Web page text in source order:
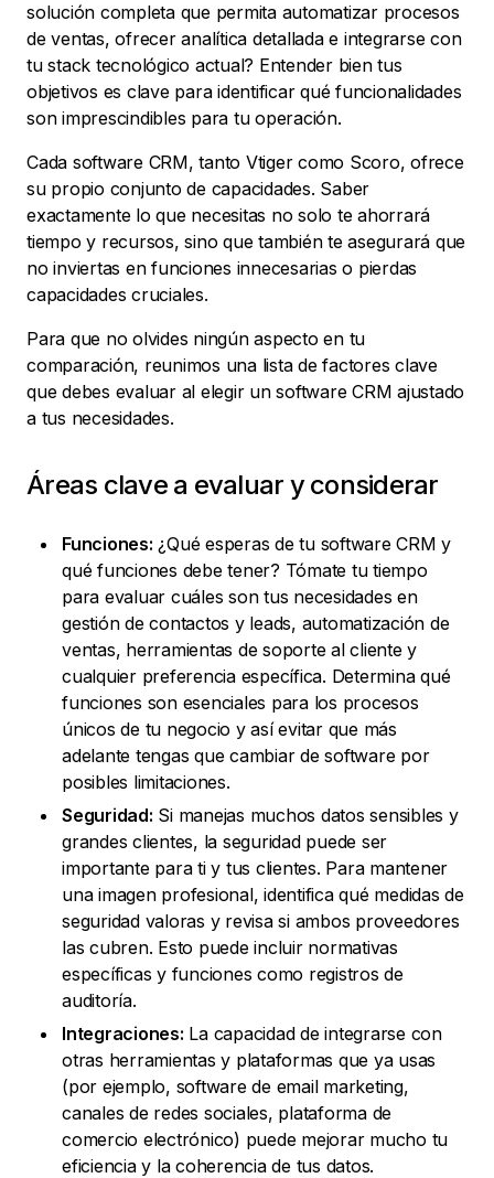
solución completa que permita automatizar procesos
de ventas, ofrecer analítica detallada e integrarse con
tu stack tecnológico actual? Entender bien tus
objetivos es clave para identificar qué funcionalidades
son imprescindibles para tu operación.
Cada software CRM, tanto Vtiger como Scoro, ofrece
su propio conjunto de capacidades. Saber
exactamente lo que necesitas no solo te ahorrará
tiempo y recursos, sino que también te asegurará que
no inviertas en funciones innecesarias o pierdas
capacidades cruciales.
Para que no olvides ningún aspecto en tu
comparación, reunimos una lista de factores clave
que debes evaluar al elegir un software CRM ajustado
a tus necesidades.
Áreas clave a evaluar y considerar
Funciones: ¿Qué esperas de tu software CRM y
qué funciones debe tener? Tómate tu tiempo
para evaluar cuáles son tus necesidades en
gestión de contactos y leads, automatización de
ventas, herramientas de soporte al cliente y
cualquier preferencia específica. Determina qué
funciones son esenciales para los procesos
únicos de tu negocio y así evitar que más
adelante tengas que cambiar de software por
posibles limitaciones.
Seguridad: Si manejas muchos datos sensibles y
grandes clientes, la seguridad puede ser
importante para ti y tus clientes. Para mantener
una imagen profesional, identifica qué medidas de
seguridad valoras y revisa si ambos proveedores
las cubren. Esto puede incluir normativas
específicas y funciones como registros de
auditoría.
Integraciones: La capacidad de integrarse con
otras herramientas y plataformas que ya usas
(por ejemplo, software de email marketing,
canales de redes sociales, plataforma de
comercio electrónico) puede mejorar mucho tu
eficiencia y la coherencia de tus datos.